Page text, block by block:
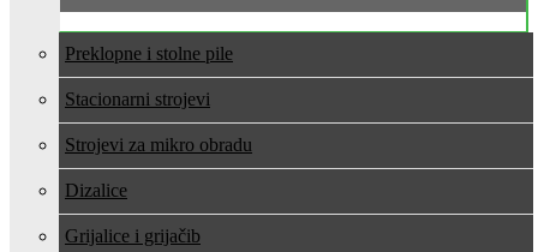
Preklopne i stolne pile
Stacionarni strojevi
Strojevi za mikro obradu
Dizalice
Grijalice i grijači